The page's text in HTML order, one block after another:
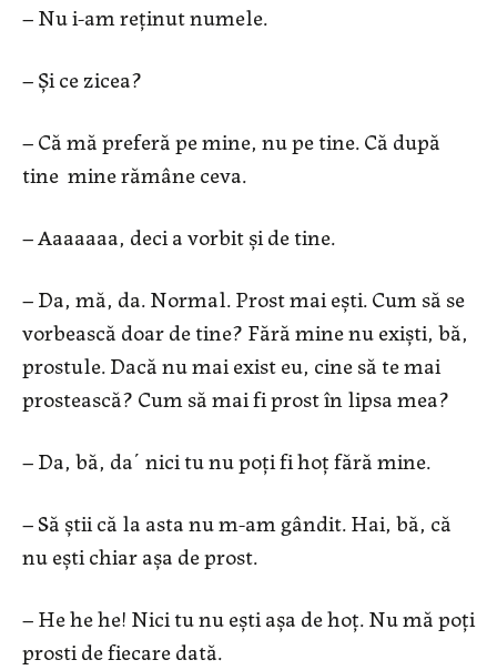
– Nu i-am reținut numele.
– Și ce zicea?
– Că mă preferă pe mine, nu pe tine. Că după
tine mine rămâne ceva.
– Aaaaaaa, deci a vorbit și de tine.
– Da, mă, da. Normal. Prost mai ești. Cum să se
vorbească doar de tine? Fără mine nu exiști, bă,
prostule. Dacă nu mai exist eu, cine să te mai
prostească? Cum să mai fi prost în lipsa mea?
– Da, bă, daʹ nici tu nu poți fi hoț fără mine.
– Să ştii că la asta nu m-am gândit. Hai, bă, că
nu ești chiar așa de prost.
– He he he! Nici tu nu ești așa de hoț. Nu mă poți
prosti de fiecare dată.